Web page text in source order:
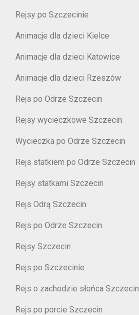
Rejsy po Szczecinie
Animacje dla dzieci Kielce
Animacje dla dzieci Katowice
Animacje dla dzieci Rzeszów
Rejs po Odrze Szczecin
Rejsy wycieczkowe Szczecin
Wycieczka po Odrze Szczecin
Rejs statkiem po Odrze Szczecin
Rejsy statkami Szczecin
Rejs Odrą Szczecin
Rejs po Odrze Szczecin
Rejsy Szczecin
Rejs po Szczecinie
Rejs o zachodzie słońca Szczecin
Rejs po porcie Szczecin